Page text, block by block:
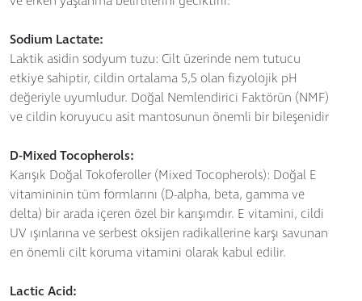
Sodium Lactate:
Laktik asidin sodyum tuzu: Cilt üzerinde nem tutucu
etkiye sahiptir, cildin ortalama 5,5 olan fizyolojik pH
değeriyle uyumludur. Doğal Nemlendirici Faktörün (NMF)
ve cildin koruyucu asit mantosunun önemli bir bileşenidir
D-Mixed Tocopherols:
Karışık Doğal Tokoferoller (Mixed Tocopherols): Doğal E
vitamininin tüm formlarını (D-alpha, beta, gamma ve
delta) bir arada içeren özel bir karışımdır. E vitamini, cildi
UV ışınlarına ve serbest oksijen radikallerine karşı savunan
en önemli cilt koruma vitamini olarak kabul edilir.
Lactic Acid: